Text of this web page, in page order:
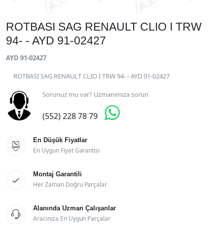
ROTBASI SAG RENAULT CLIO I TRW
94- - AYD 91-02427
AYD 91-02427
ROTBASI SAG RENAULT CLIO I TRW 94- - AYD 91-02427
Sorunuz mu var? Uzmanımıza sorun
(552) 228 78 79 

En Düşük Fiyatlar
En Uygun Fiyat Garantisi

Montaj Garantili
Her Zaman Doğru Parçalar

Alanında Uzman Çalışanlar
Aracınıza En Uygun Parçalar